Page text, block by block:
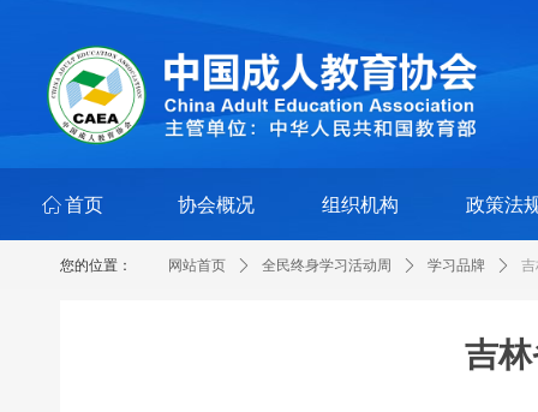
ꀇ 首页 协会概况 组织机构 政策法
网站首页 ꄲ 全民终身学习活动周 ꄲ 学习品牌 ꄲ 吉
您的位置：
吉